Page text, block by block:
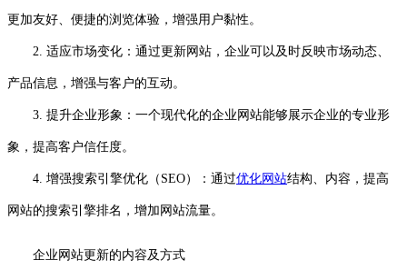
更加友好、便捷的浏览体验，增强用户黏性。
2. 适应市场变化：通过更新网站，企业可以及时反映市场动态、
产品信息，增强与客户的互动。
3. 提升企业形象：一个现代化的企业网站能够展示企业的专业形
象，提高客户信任度。
4. 增强搜索引擎优化（SEO）：通过优化网站结构、内容，提高
网站的搜索引擎排名，增加网站流量。
企业网站更新的内容及方式